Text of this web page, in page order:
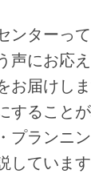
ンターっ
声にお応
お届けしま
すること
プランニ
しています